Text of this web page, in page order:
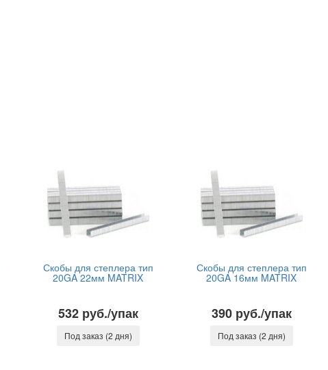
Скобы для степлера тип
20GA 22мм MATRIX
532 руб./упак
Под заказ (2 дня)
Скобы для степлера тип
20GA 16мм MATRIX
390 руб./упак
Под заказ (2 дня)